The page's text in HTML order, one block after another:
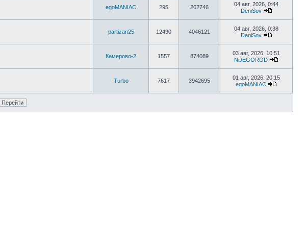
egoMANIAC 295 262746
04 авг, 2026, 0:44
DeniSov
partizan25 12490 4046121
04 авг, 2026, 0:38
DeniSov
Кемерово-2 1557 874089
03 авг, 2026, 10:51
NiJEGOROD
Turbo 7617 3942695
01 авг, 2026, 20:15
egoMANIAC